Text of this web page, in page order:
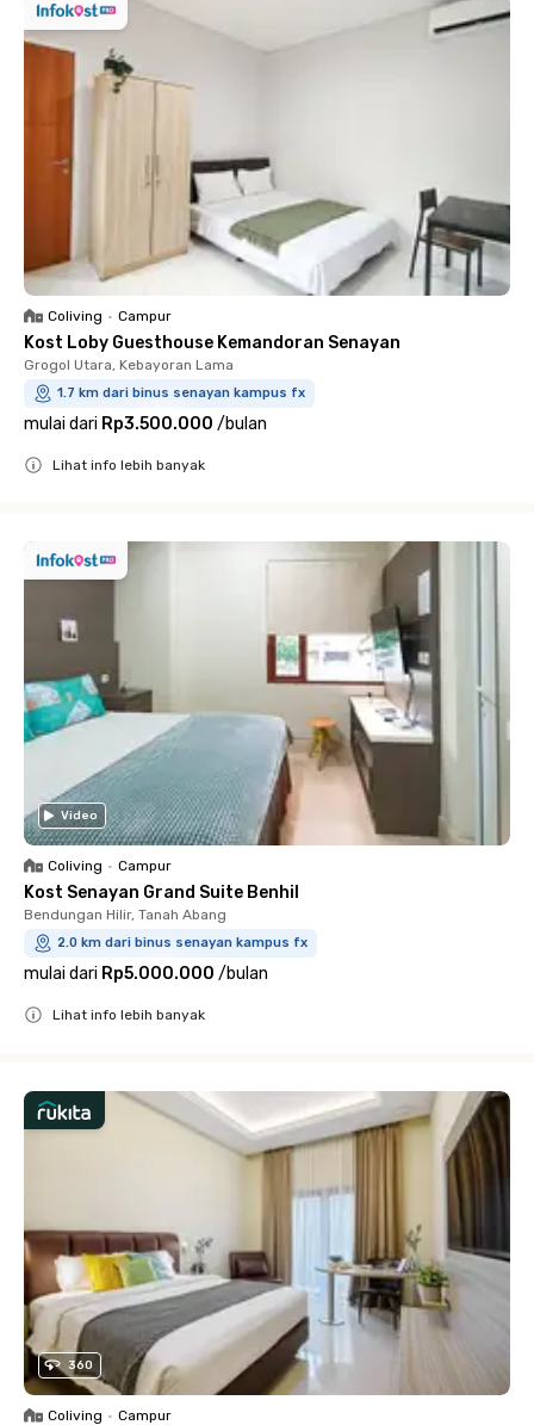
Coliving • Campur
Kost Loby Guesthouse Kemandoran Senayan
Grogol Utara, Kebayoran Lama
1.7 km dari binus senayan kampus fx
mulai dari Rp3.500.000 /bulan
Lihat info lebih banyak
Video
Coliving • Campur
Kost Senayan Grand Suite Benhil
Bendungan Hilir, Tanah Abang
2.0 km dari binus senayan kampus fx
mulai dari Rp5.000.000 /bulan
Lihat info lebih banyak
360
Coliving • Campur